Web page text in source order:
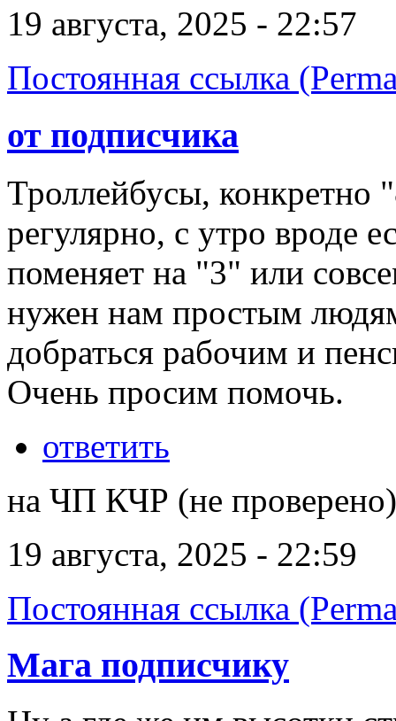
19 августа, 2025 - 22:57
Постоянная ссылка
от подписчика
Троллейбусы, конкретно
регулярно, с утро вроде
поменяет на "3" или
нужен нам простым
добраться рабочим и
Очень просим помочь.
ответить
на ЧП КЧР (не проверено)
19 августа, 2025 - 22:59
Постоянная ссылка
Мага подписчику